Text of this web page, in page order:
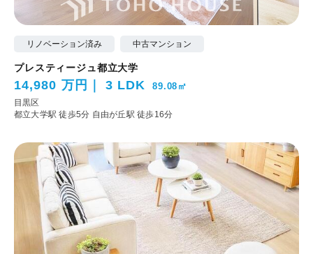
リノベーション済み 中古マンション
プレスティージュ都立大学
14,980 万円 3 LDK 89.08㎡
目黒区
都立大学駅 徒歩5分 自由が丘駅 徒歩16分